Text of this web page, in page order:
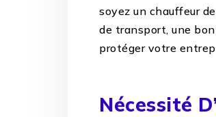
soyez un chauffeur
de transport, une
protéger votre
Nécessité